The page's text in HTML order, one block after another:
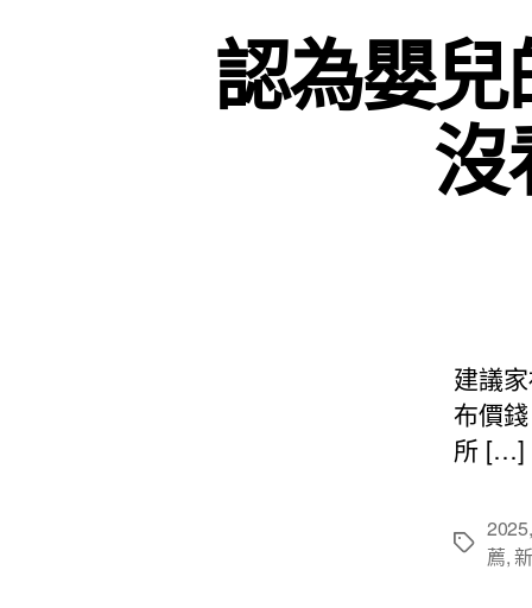
認為嬰
沒
建議
布價
所 […]
標
2025
薦,